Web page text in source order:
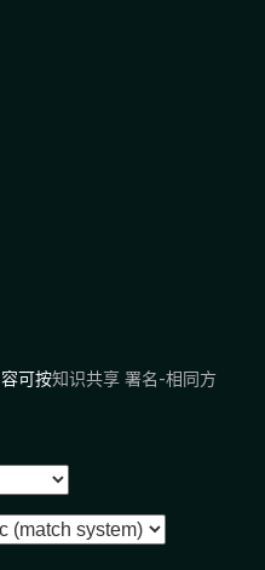
可按知识共享 署名-相同方